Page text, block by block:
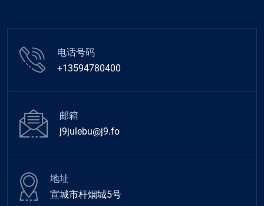
电话号码
+13594780400
邮箱
j9julebu@j9.fo
地址
宣城市杆烟城5号